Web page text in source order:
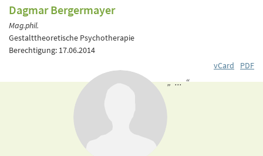
Dagmar Bergermayer
Mag.phil.
Gestalttheoretische Psychotherapie
Berechtigung: 17.06.2014
vCard
PDF
„ ... “